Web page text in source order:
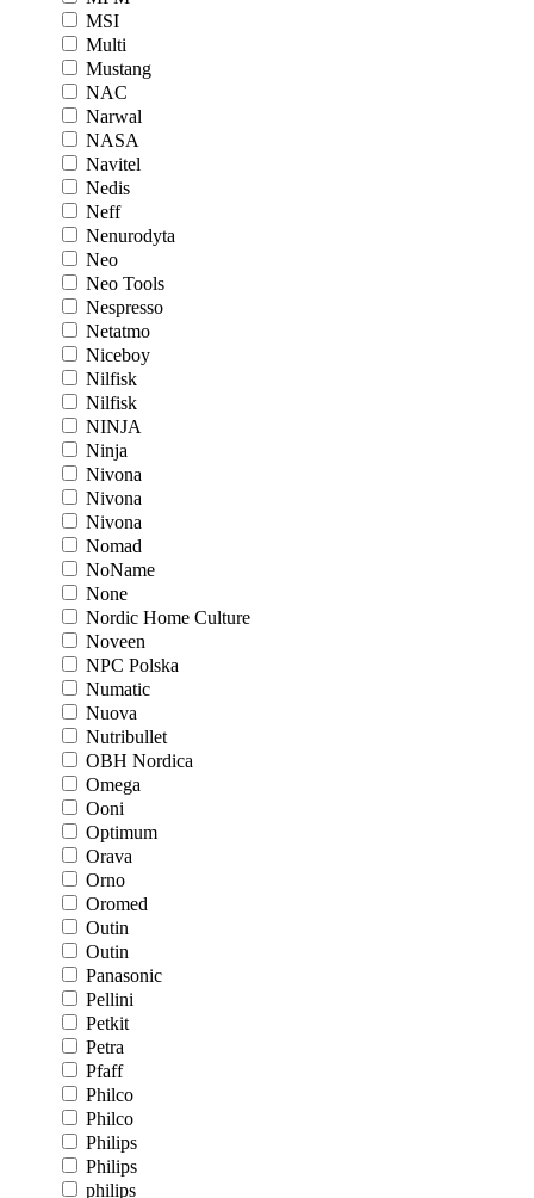
MSI
Multi
Mustang
NAC
Narwal
NASA
Navitel
Nedis
Neff
Nenurodyta
Neo
Neo Tools
Nespresso
Netatmo
Niceboy
Nilfisk
Nilfisk
NINJA
Ninja
Nivona
Nivona
Nivona
Nomad
NoName
None
Nordic Home Culture
Noveen
NPC Polska
Numatic
Nuova
Nutribullet
OBH Nordica
Omega
Ooni
Optimum
Orava
Orno
Oromed
Outin
Outin
Panasonic
Pellini
Petkit
Petra
Pfaff
Philco
Philco
Philips
Philips
philips